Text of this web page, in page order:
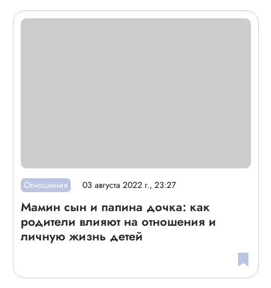
Отношения 03 августа 2022 г., 23:27
Мамин сын и папина дочка: как
родители влияют на отношения и
личную жизнь детей